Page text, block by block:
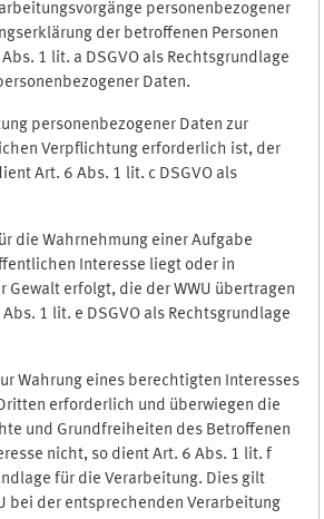
personenbezogener
der betroffenen Personen
1 lit. a DSGVO als Rechtsgrundlage
Daten.
personenbezogener Daten zur
Verpflichtung erforderlich ist, der
Art. 6 Abs. 1 lit. c DSGVO als
die Wahrnehmung einer Aufgabe
Interesse liegt oder in
Gewalt erfolgt, die der WWU übertragen
1 lit. e DSGVO als Rechtsgrundlage
Wahrung eines berechtigten Interesses
erforderlich und überwiegen die
und Grundfreiheiten des Betroffenen
nicht, so dient Art. 6 Abs. 1 lit. f
für die Verarbeitung. Dies gilt
bei der entsprechenden Verarbeitung